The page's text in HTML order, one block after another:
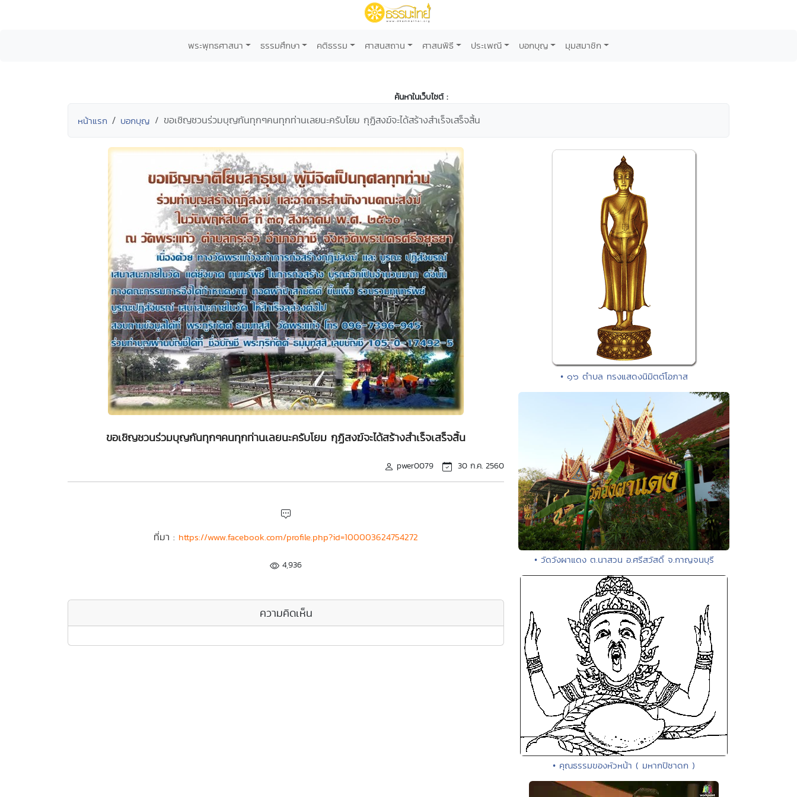
พระพุทธศาสนา ธรรมศึกษา คติธรรม ศาสนสถาน ศาสนพิธี ประเพณี บอกบุญ มุมสมาชิก
ค้นหาในเว็บไซต์ :
หน้าแรก บอกบุญ ขอเชิญชวนร่วมบุญกันทุกๆคนทุกท่านเลยนะครับโยม กุฏิสงฆ์จะได้สร้างสำเร็จเสร็จสิ้น
ขอเชิญชวนร่วมบุญกันทุกๆคนทุกท่านเลยนะครับโยม กุฏิสงฆ์จะได้สร้างสำเร็จเสร็จสิ้น
pwer0079 30 ก.ค. 2560
ที่มา : https://www.facebook.com/profile.php?id=100003624754272
4,936
ความคิดเห็น
• ๑๖ ตำบล ทรงแสดงนิมิตต์โอภาส
• วัดวังผาแดง ต.นาสวน อ.ศรีสวัสดิ์ จ.กาญจนบุรี
• คุณธรรมของหัวหน้า ( มหากปิชาดก )